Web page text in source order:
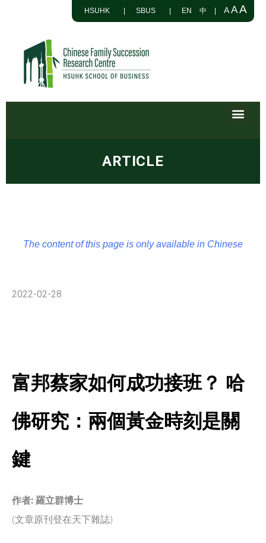
HSUHK SBUS EN 中 AAA
ARTICLE
The content of this page is only available in Chinese
2022-02-28
富邦蔡家如何成功接班？ 哈
佛研究：兩個黃金時刻是關
鍵
作者: 羅立群博士
(文章原刊登在天下雜誌)